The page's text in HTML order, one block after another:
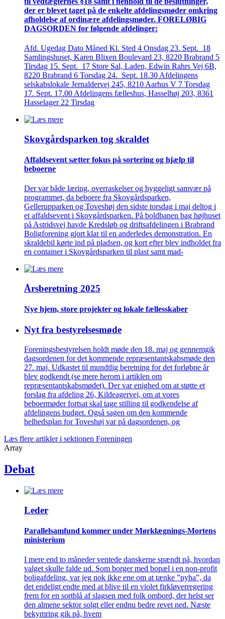
der er blevet taget på de enkelte afdelings­møder omkring
afholdelse af ordinære afdelings­møder. FORELØBIG
DAGSORDEN for følgende afdelinger:
Afd. Ugedag Dato Måned Kl. Sted 4 Onsdag 23. Sept. 18
Samlingshuset, Karen Blixen Boulevard 23, 8220 Brabrand 5
Tirsdag 15. Sept. 17 Store Sal, Laden, Edwin Rahrs Vej 6B,
8220 Brabrand 6 Torsdag 24. Sept. 18.30 Afdelingens
selskabslokale Jernaldervej 245, 8210 Aarhus V 7 Torsdag
17. Sept. 17.00 Afdelingens fælleshus, Hasselhøj 203, 8361
Hasselager 22 Tirsdag
Skovgårds­parken tog skraldet
Affaldsevent sætter fokus på sortering og hjælp til
beboerne
Der var både læring, overraskelser og hyggeligt samvær på
programmet, da beboere fra Skovgårdsparken,
Gellerupparken og Toveshøj den sidste torsdag i maj deltog i
et affaldsevent i Skovgårdsparken. På boldbanen bag højhuset
på Astridsvej havde Kredsløb og driftsafdelingen i Brabrand
Boligforening gjort klar til en anderledes demonstration. En
skraldebil kørte ind på pladsen, og kort efter blev indholdet fra
en container i Skovgårdsparken til plast samt mad-
Årsberetning 2025
Nye hjem, store projekter og lokale fælles­skaber
Nyt fra bestyrelsesmøde
Foreningsbestyrelsen holdt møde den 18. maj og gennemgik
dagsordenen for det kommende repræsentantskabsmøde den
27. maj. Udkastet til mundtlig beretning for det forløbne år
blev godkendt (se mere herom i artiklen om
repræsentantskabsmødet). Der var enighed om at støtte et
forslag fra afdeling 26, Kildeagervej, om at vores
beboermøder fortsat skal tage stilling til godkendelse af
afdelingens budget. Også sagen om den kommende
helhedsplan for Toveshøj var på dagsordenen, og
Læs flere artikler i sektionen Foreningen
Array
Debat
Leder
Parallelsamfund kommer under Mørklægnings-Mortens
ministerium
I mere end to måneder ventede danskerne spændt på, hvordan
valget skulle falde ud. Som borger med bopæl i en non-profit
boligafdeling, var jeg nok ikke ene om at tænke ”pyha”, da
det endeligt endte med at blive til en violet firkløverregering
frem for en sortblå af slagsen med folk ombord, der helst ser
den almene sektor solgt eller endnu bedre revet ned. Næste
bekymring gik på, hvem